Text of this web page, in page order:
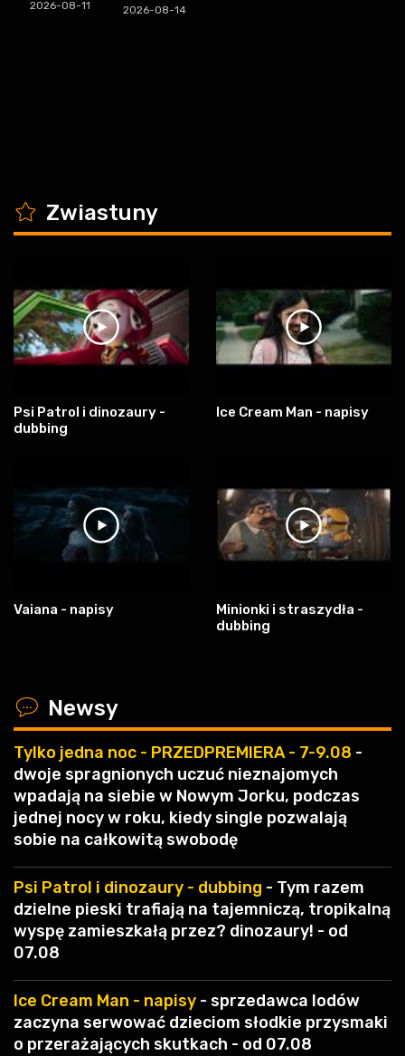
2026-08-11
2026-08-14
K Zwiastuny
Psi Patrol i dinozaury -
dubbing
Ice Cream Man - napisy
Vaiana - napisy
Minionki i straszydła -
dubbing
x Newsy
Tylko jedna noc - PRZEDPREMIERA - 7-9.08 -
dwoje spragnionych uczuć nieznajomych
wpadają na siebie w Nowym Jorku, podczas
jednej nocy w roku, kiedy single pozwalają
sobie na całkowitą swobodę
Psi Patrol i dinozaury - dubbing - Tym razem
dzielne pieski trafiają na tajemniczą, tropikalną
wyspę zamieszkałą przez? dinozaury! - od
07.08
Ice Cream Man - napisy - sprzedawca lodów
zaczyna serwować dzieciom słodkie przysmaki
o przerażających skutkach - od 07.08